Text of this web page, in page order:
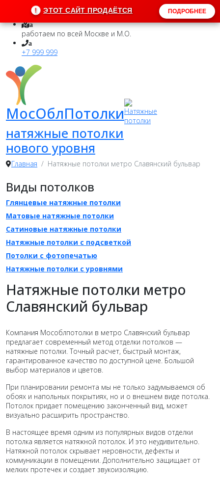
! ЭТОТ САЙТ ПРОДАЁТСЯ
ПОДРОБНЕЕ
a
работаем по всей Москве и М.О.
a
+7 999 999
МосОблПотолки
натяжные потолки
нового уровня
Главная Натяжные потолки метро Славянский бульвар
Виды потолков
Глянцевые натяжные потолки
Матовые натяжные потолки
Сатиновые натяжные потолки
Натяжные потолки с подсветкой
Потолки c фотопечатью
Натяжные потолки c уровнями
Натяжные потолки метро
Славянский бульвар
Компания Мособлпотолки в метро Славянский бульвар
предлагает современный метод отделки потолков —
натяжные потолки. Точный расчет, быстрый монтаж,
гарантированное качество по доступной цене. Большой
выбор материалов и цветов.
При планировании ремонта мы не только задумываемся об
обоях и напольных покрытиях, но и о внешнем виде потолка.
Потолок придает помещению законченный вид, может
визуально расширить пространство.
В настоящее время одним из популярных видов отделки
потолка является натяжной потолок. И это неудивительно.
Натяжной потолок скрывает неровности, дефекты и
коммуникации в помещении. Дополнительно защищает от
мелких протечек и создает звукоизоляцию.